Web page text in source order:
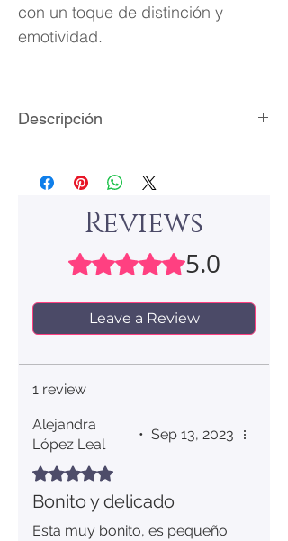
con un toque de distinción y
emotividad.
Descripción
Laminado en oro
Medidas del dije: 15 x 20 mm
cm extensible
Empaque: bolsita de terciopelo
Reviews
Rated 5 out of 5 stars.5.0
Leave a Review
1 review
Alejandra
López Leal
• Sep 13, 2023
Rated 5 out of 5 stars.
Bonito y delicado
Esta muy bonito, es pequeño